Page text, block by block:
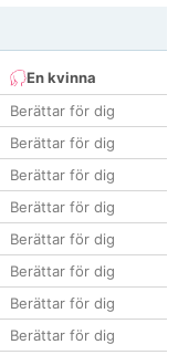
En kvinna
Berättar för dig
Berättar för dig
Berättar för dig
Berättar för dig
Berättar för dig
Berättar för dig
Berättar för dig
Berättar för dig